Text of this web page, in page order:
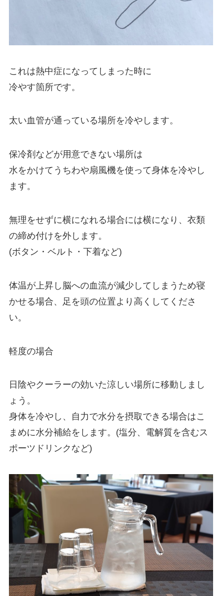
これは熱中症になってしまった時に
冷やす箇所です。
太い血管が通っている場所を冷やします。
保冷剤などが用意できない場所は
水をかけてうちわや扇風機を使って身体を冷やし
ます。
無理をせずに横になれる場合には横になり、衣類
の締め付けを外します。
(ボタン・ベルト・下着など)
体温が上昇し脳への血流が減少してしまうため寝
かせる場合、足を頭の位置より高くしてくださ
い。
軽度の場合
日陰やクーラーの効いた涼しい場所に移動しまし
ょう。
身体を冷やし、自力で水分を摂取できる場合はこ
まめに水分補給をします。(塩分、電解質を含むス
ポーツドリンクなど)